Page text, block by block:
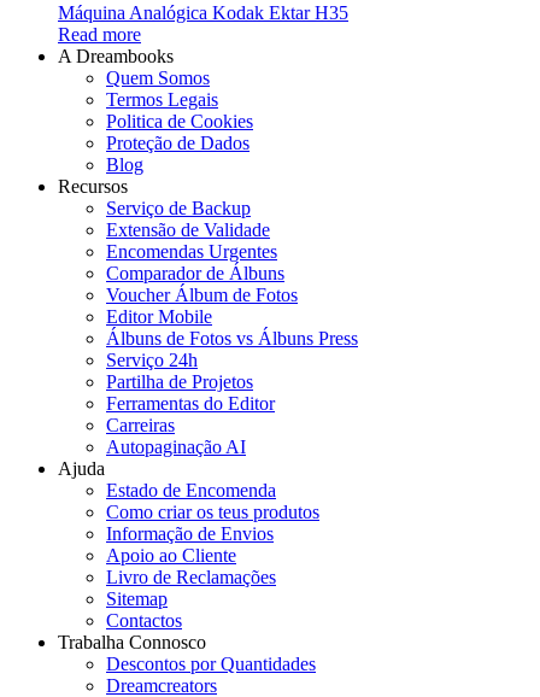
Máquina Analógica Kodak Ektar H35
Read more
A Dreambooks
Quem Somos
Termos Legais
Politica de Cookies
Proteção de Dados
Blog
Recursos
Serviço de Backup
Extensão de Validade
Encomendas Urgentes
Comparador de Álbuns
Voucher Álbum de Fotos
Editor Mobile
Álbuns de Fotos vs Álbuns Press
Serviço 24h
Partilha de Projetos
Ferramentas do Editor
Carreiras
Autopaginação AI
Ajuda
Estado de Encomenda
Como criar os teus produtos
Informação de Envios
Apoio ao Cliente
Livro de Reclamações
Sitemap
Contactos
Trabalha Connosco
Descontos por Quantidades
Dreamcreators